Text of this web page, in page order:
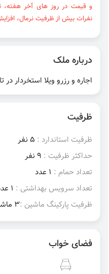
و قیمت در روز های آخر هفته،
نفرات بیش از ظرفیت نرمال،
درباره ملک
اجاره و رزرو ویلا استخردار در
ظرفیت
ظرفیت استاندارد : 5 نفر
حداکثر ظرفیت : 9 نفر
تعداد حمام : 1 عدد
تعداد سرویس بهداشتی : 1 عدد
ظرفیت پارکینگ ماشین :3 ماشین
فضای خواب